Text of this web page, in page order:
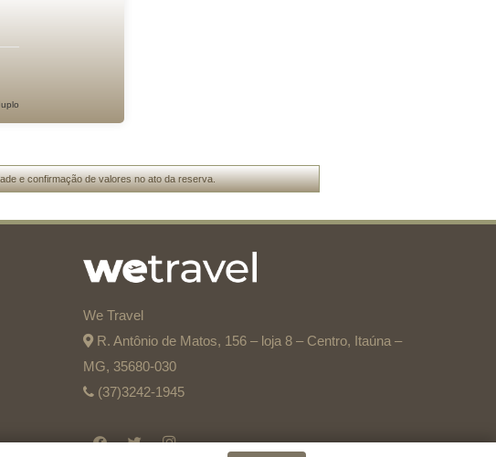
e confirmação de valores no ato da reserva.
We Travel
R. Antônio de Matos, 156 – loja 8 – Centro, Itaúna –
MG, 35680-030
(37)3242-1945